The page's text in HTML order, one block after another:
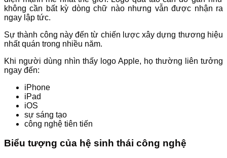
không cần bất kỳ dòng chữ nào nhưng vẫn được nhận ra
ngay lập tức.
Sự thành công này đến từ chiến lược xây dựng thương hiệu
nhất quán trong nhiều năm.
Khi người dùng nhìn thấy logo Apple, họ thường liên tưởng
ngay đến:
iPhone
iPad
iOS
sự sáng tạo
công nghệ tiên tiến
Biểu tượng của hệ sinh thái công nghệ